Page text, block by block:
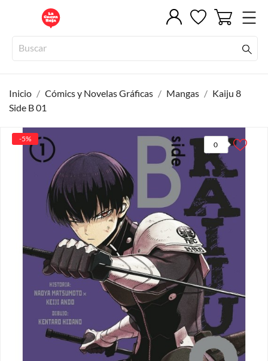
Inicio Cómics y Novelas Gráficas Mangas
Kaiju 8
Side B 01
0
-5%